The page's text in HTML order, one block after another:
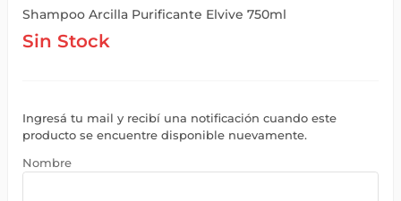
Shampoo Arcilla Purificante Elvive 750ml
Sin Stock
Ingresá tu mail y recibí una notificación cuando este
producto se encuentre disponible nuevamente.